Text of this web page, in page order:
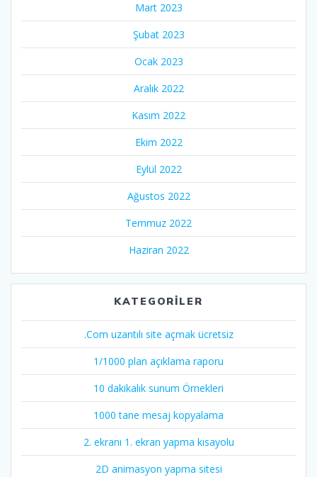
Mart 2023
Şubat 2023
Ocak 2023
Aralık 2022
Kasım 2022
Ekim 2022
Eylül 2022
Ağustos 2022
Temmuz 2022
Haziran 2022
KATEGORILER
.Com uzantılı site açmak ücretsiz
1/1000 plan açıklama raporu
10 dakikalık sunum Örnekleri
1000 tane mesaj kopyalama
2. ekranı 1. ekran yapma kısayolu
2D animasyon yapma sitesi